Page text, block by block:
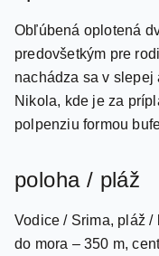
nachádza sa v slepej
Nikola, kde je za
polpenziu formou
Vodice / Srima, pláž /
60 km, Split – 64 km